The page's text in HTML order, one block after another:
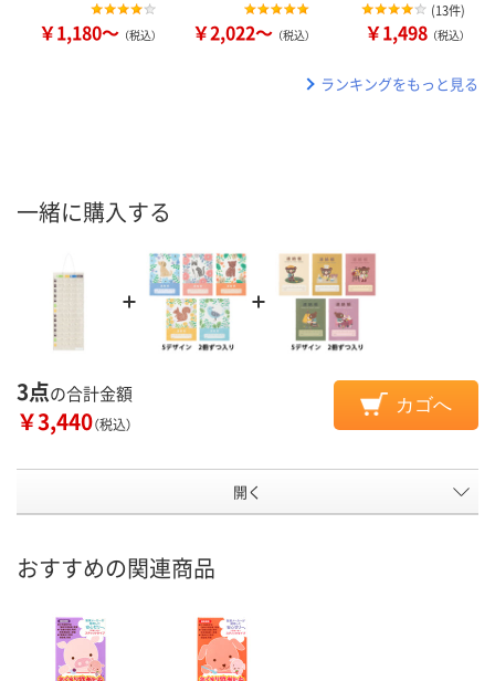
￥1,180～ （税込） ￥2,022～ （税込）
(13件)
￥1,498 （税込）
ランキングをもっと見る
一緒に購入する
3点の合計金額
￥3,440（税込）
カゴへ
開く
おすすめの関連商品